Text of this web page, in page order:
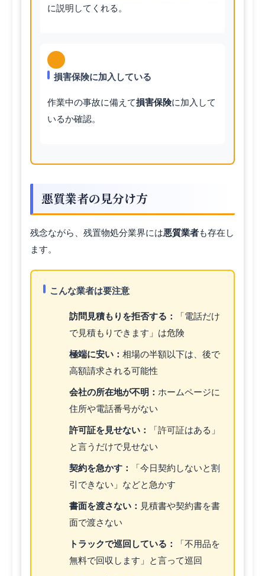
に説明してくれる。
損害保険に加入している
作業中の事故に備えて損害保険に加入して
いるか確認。
悪質業者の見分け方
残念ながら、残置物処分業界には悪質業者も存在し
ます。
こんな業者は要注意
訪問見積もりを拒否する：
「電話だけ
で見積もりできます」は危険
極端に安い： 相場の半額以下は、後で
高額請求される可能性
会社の所在地が不明： ホームページに
住所や電話番号がない
許可証を見せない：
「許可証はある」
と言うだけで見せない
契約を急かす：
「今日契約しないと割
引できない」などと急かす
書面を渡さない： 見積書や契約書を書
面で渡さない
トラックで巡回している：
「不用品を
無料で回収します」と言って巡回